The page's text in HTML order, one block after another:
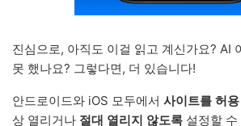
진심으로, 아직도 이걸 읽고 계신가요? AI
못 했나요? 그렇다면, 더 있습니다!
안드로이드와 iOS 모두에서 사이트를 허
상 열리거나 절대 열리지 않도록 설정할